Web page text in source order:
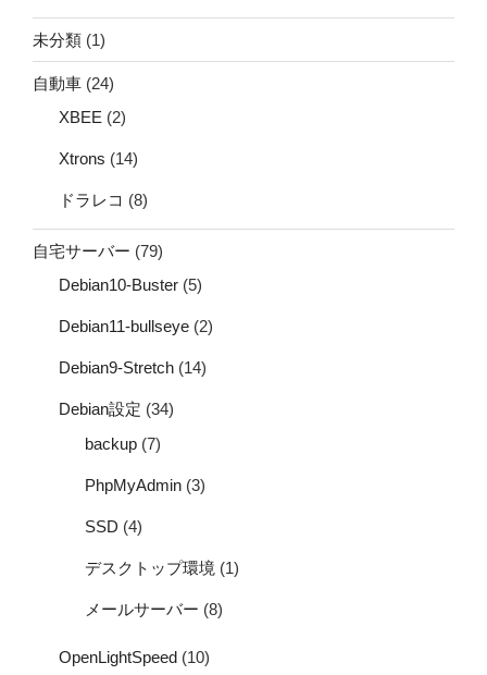
未分類 (1)
自動車 (24)
XBEE (2)
Xtrons (14)
ドラレコ (8)
自宅サーバー (79)
Debian10-Buster (5)
Debian11-bullseye (2)
Debian9-Stretch (14)
Debian設定 (34)
backup (7)
PhpMyAdmin (3)
SSD (4)
デスクトップ環境 (1)
メールサーバー (8)
OpenLightSpeed (10)